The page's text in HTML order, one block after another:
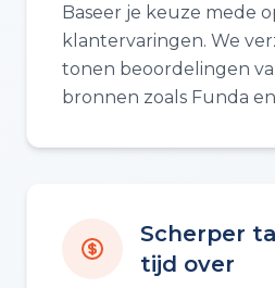
Baseer je keuze mede
klantervaringen. We
tonen beoordelingen
bronnen zoals Funda
Scherper
tijd over